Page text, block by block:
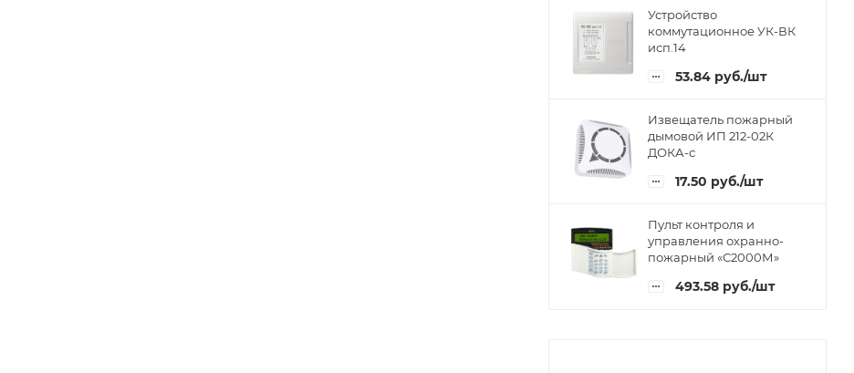
Устройство
коммутационное УК-ВК
исп.14
53.84 руб./шт
Извещатель пожарный
дымовой ИП 212-02К
ДОКА-с
17.50 руб./шт
Пульт контроля и
управления охранно-
пожарный «С2000М»
493.58 руб./шт